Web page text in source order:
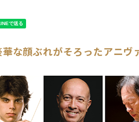
な顔ぶれがそろったアニヴ